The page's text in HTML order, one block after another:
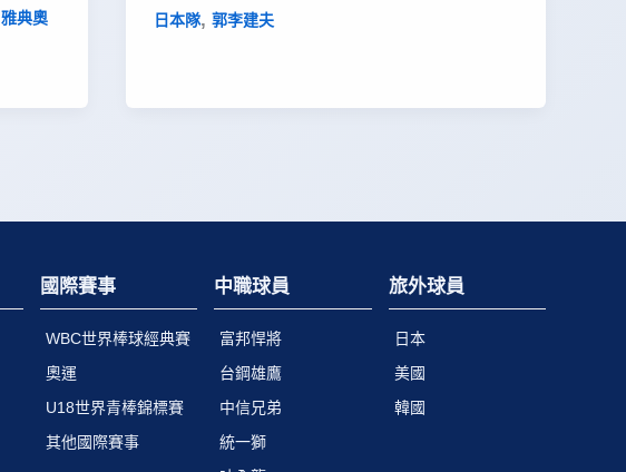
雅典奧
日本隊,郭李建夫
國際賽事
WBC世界棒球經典賽
奧運
U18世界青棒錦標賽
其他國際賽事
中職球員
富邦悍將
台鋼雄鷹
中信兄弟
統一獅
旅外球員
日本
美國
韓國